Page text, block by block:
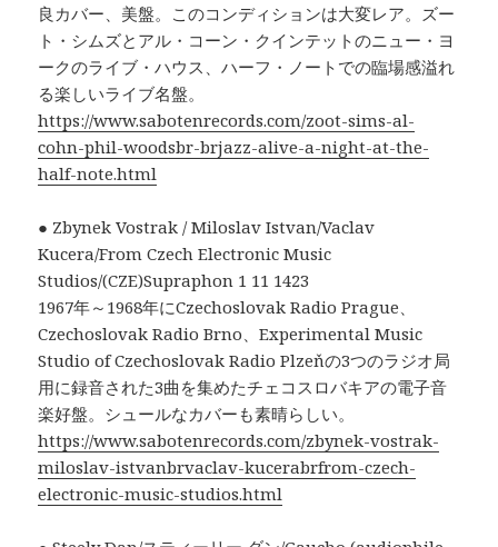
良カバー、美盤。このコンディションは大変レア。ズー
ト・シムズとアル・コーン・クインテットのニュー・ヨ
ークのライブ・ハウス、ハーフ・ノートでの臨場感溢れ
る楽しいライブ名盤。
https://www.sabotenrecords.com/zoot-sims-al-
cohn-phil-woodsbr-brjazz-alive-a-night-at-the-
half-note.html
● Zbynek Vostrak / Miloslav Istvan/Vaclav
Kucera/From Czech Electronic Music
Studios/(CZE)Supraphon 1 11 1423
1967年～1968年にCzechoslovak Radio Prague、
Czechoslovak Radio Brno、Experimental Music
Studio of Czechoslovak Radio Plzeňの3つのラジオ局
用に録音された3曲を集めたチェコスロバキアの電子音
楽好盤。シュールなカバーも素晴らしい。
https://www.sabotenrecords.com/zbynek-vostrak-
miloslav-istvanbrvaclav-kucerabrfrom-czech-
electronic-music-studios.html